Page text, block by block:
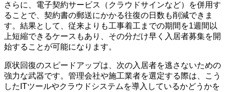
さらに、電子契約サービス（クラウドサインなど）を併用す
ることで、契約書の郵送にかかる往復の日数も削減できま
す。結果として、従来よりも工事着工までの期間を1週間以
上短縮できるケースもあり、その分だけ早く入居者募集を開
始することが可能になります。
原状回復のスピードアップは、次の入居者を逃さないための
強力な武器です。管理会社や施工業者を選定する際は、こう
したITツールやクラウドシステムを導入しているかどうかを